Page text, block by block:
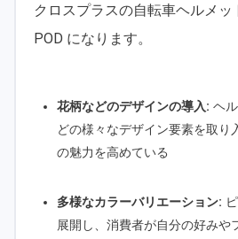
クロスプラスの自転車ヘルメ
POD になります。
花柄などのデザインの導入: ヘ
どの様々なデザイン要素を取り
の魅力を高めている
多様なカラーバリエーション:
展開し、消費者が自分の好みや